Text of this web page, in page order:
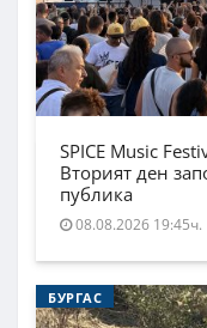
SPICE Music
Вторият ден
публика
08.08.2026 19:45ч.
БУРГАС